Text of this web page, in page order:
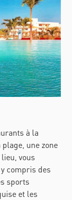
à la
une zone
vous
compris des
sports
et les